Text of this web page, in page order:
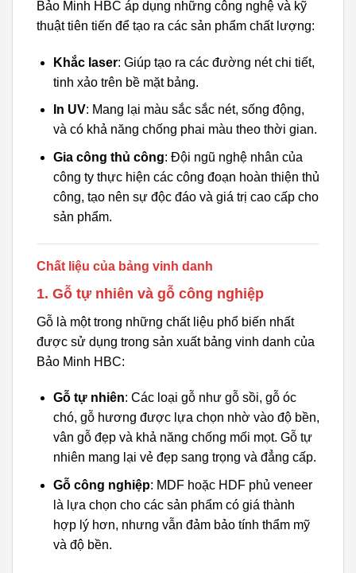
Bảo Minh HBC áp dụng những công nghệ và kỹ
thuật tiên tiến để tạo ra các sản phẩm chất lượng:
Khắc laser: Giúp tạo ra các đường nét chi tiết,
tinh xảo trên bề mặt bảng.
In UV: Mang lại màu sắc sắc nét, sống động,
và có khả năng chống phai màu theo thời gian.
Gia công thủ công: Đội ngũ nghệ nhân của
công ty thực hiện các công đoạn hoàn thiện thủ
công, tạo nên sự độc đáo và giá trị cao cấp cho
sản phẩm.
Chất liệu của bảng vinh danh
1. Gỗ tự nhiên và gỗ công nghiệp
Gỗ là một trong những chất liệu phổ biến nhất
được sử dụng trong sản xuất bảng vinh danh của
Bảo Minh HBC:
Gỗ tự nhiên: Các loại gỗ như gỗ sồi, gỗ óc
chó, gỗ hương được lựa chọn nhờ vào độ bền,
vân gỗ đẹp và khả năng chống mối mọt. Gỗ tự
nhiên mang lại vẻ đẹp sang trọng và đẳng cấp.
Gỗ công nghiệp: MDF hoặc HDF phủ veneer
là lựa chọn cho các sản phẩm có giá thành
hợp lý hơn, nhưng vẫn đảm bảo tính thẩm mỹ
và độ bền.